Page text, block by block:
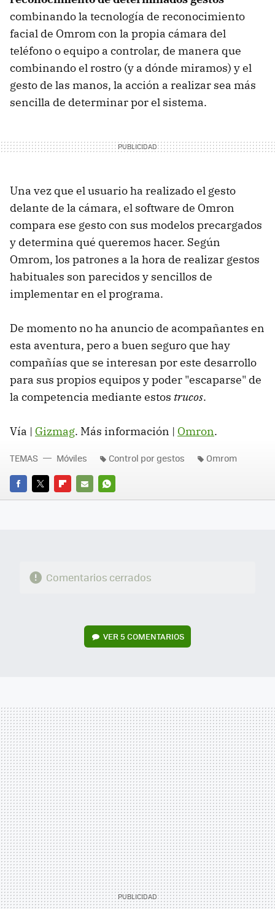
combinando la tecnología de reconocimiento
facial de Omrom con la propia cámara del
teléfono o equipo a controlar, de manera que
combinando el rostro (y a dónde miramos) y el
gesto de las manos, la acción a realizar sea más
sencilla de determinar por el sistema.
Una vez que el usuario ha realizado el gesto
delante de la cámara, el software de Omron
compara ese gesto con sus modelos precargados
y determina qué queremos hacer. Según
Omrom, los patrones a la hora de realizar gestos
habituales son parecidos y sencillos de
implementar en el programa.
De momento no ha anuncio de acompañantes en
esta aventura, pero a buen seguro que hay
compañías que se interesan por este desarrollo
para sus propios equipos y poder "escaparse" de
la competencia mediante estos trucos.
Vía | Gizmag. Más información | Omron.
FACEBOOK
TWITTERFLIPBOARD
E-
WHATSAPP
TEMAS Móviles Control por gestos Omrom
Comentarios cerrados
VER5 COMENTARIOS